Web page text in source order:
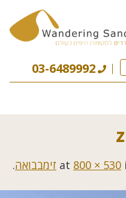
03-6489992
800 × 530 זימבבואה.